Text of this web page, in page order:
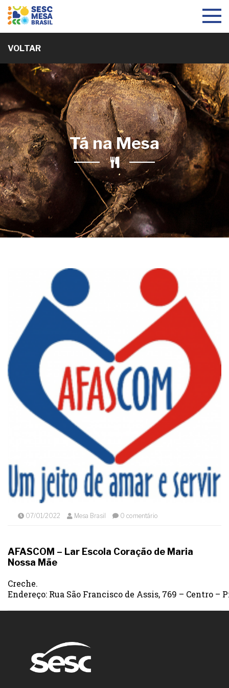
Toggle
VOLTAR
Tá na Mesa
07/01/2022 Mesa Brasil 0 comentário
AFASCOM – Lar Escola Coração de Maria
Nossa Mãe
Creche.
Endereço: Rua São Francisco de Assis, 769 – Centro –